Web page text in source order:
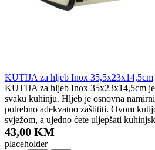
KUTIJA za hljeb Inox 35,5x23x14,5cm
KUTIJA za hljeb Inox 35x23x14,5cm je
svaku kuhinju. Hljeb je osnovna
potrebno adekvatno zaštititi. Ovom
svježom, a ujedno ćete uljepšati
43,00 KM
placeholder